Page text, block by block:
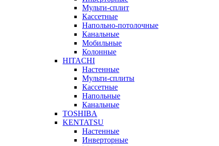
Мульти-сплит
Кассетные
Напольно-потолочные
Канальные
Мобильные
Колонные
HITACHI
Настенные
Мульти-сплиты
Кассетные
Напольные
Канальные
TOSHIBA
KENTATSU
Настенные
Инверторные